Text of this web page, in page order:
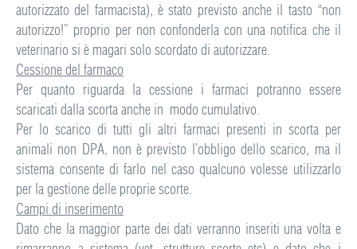
autorizzato del farmacista), è stato previsto anche il tasto “non
autorizzo!” proprio per non confonderla con una notifica che il
veterinario si è magari solo scordato di autorizzare.
Cessione del farmaco
Per quanto riguarda la cessione i farmaci potranno essere
scaricati dalla scorta anche in modo cumulativo.
Per lo scarico di tutti gli altri farmaci presenti in scorta per
animali non DPA, non è previsto l’obbligo dello scarico, ma il
sistema consente di farlo nel caso qualcuno volesse utilizzarlo
per la gestione delle proprie scorte.
Campi di inserimento
Dato che la maggior parte dei dati verranno inseriti una volta e